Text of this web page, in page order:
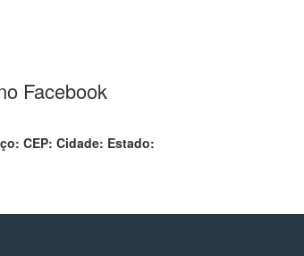
Facebook
CEP: Cidade: Estado: